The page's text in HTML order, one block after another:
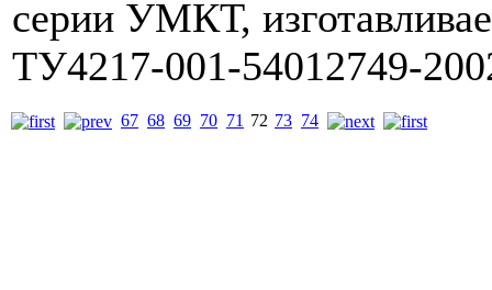
серии УМКТ,
ТУ4217-001-54012749-
67 68 69 70 71 72 73 74